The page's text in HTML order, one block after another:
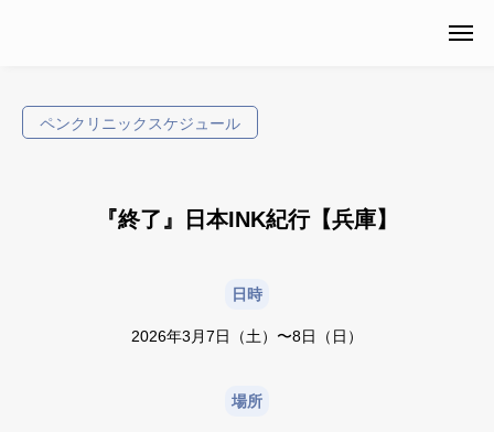
ペンクリニックスケジュール
『終了』日本INK紀行【兵庫】
日時
2026年3月7日（土）〜8日（日）
場所